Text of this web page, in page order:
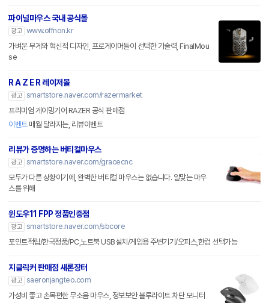
파이널마우스 국내 공식몰
광고 www.offnon.kr
가벼운 무게와 혁신적 디자인, 프로게이머들이 선택한 기술력, FinalMou
se
R A Z E R 레이저몰
광고 smartstore.naver.com/razermarket
프리미엄 게이밍기어 RAZER 공식 판매점
이벤트매월 달라지는, 리뷰이벤트
리뷰가 증명하는 버티컬마우스
광고 smartstore.naver.com/gracecnc
모두가 다른 상황이기에, 완벽한 버티컬 마우스는 없습니다. 알맞는 마우
스를 위해
윈도우11 FPP 정품인증점
광고 smartstore.naver.com/sbcore
포인트적립/한국정품/PC,노트북 USB설치/게임용 주변기기/오피스,한컴 선택가능
지클릭커 판매점 새론장터
광고 saeronjangteo.com
가성비 좋고 손목편한 무소음 마우스, 정보보안 블루라이트 차단 모니터